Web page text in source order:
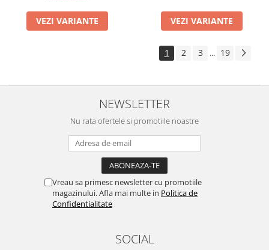
VEZI VARIANTE VEZI VARIANTE
1 2 3 ... 19
NEWSLETTER
Nu rata ofertele si promotiile noastre
Vreau sa primesc newsletter cu promotiile
magazinului. Afla mai multe in Politica de
Confidentialitate
SOCIAL